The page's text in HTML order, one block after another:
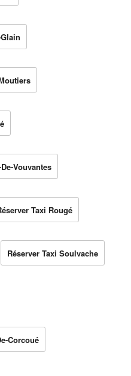
Vouvantes
Taxi Rougé
Réserver Taxi Soulvache
Corcoué